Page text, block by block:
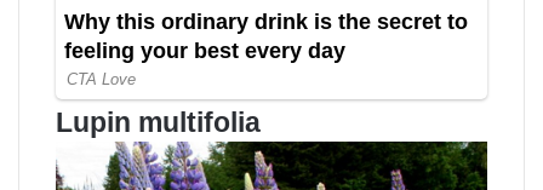
Lupin multifolia